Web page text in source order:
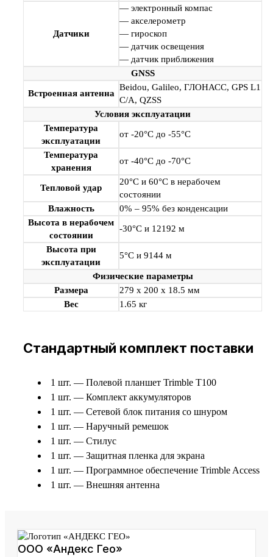
Датчики
— электронный компас
— акселерометр
— гироскоп
— датчик освещения
— датчик приближения
GNSS
Встроенная антенна
Beidou, Galileo, ГЛОНАСС, GPS L1
C/A, QZSS
Условия эксплуатации
Температура
эксплуатации
от -20°C до -55°C
Температура
хранения
от -40°C до -70°C
Тепловой удар
20°C и 60°C в нерабочем
состоянии
Влажность
0% – 95% без конденсации
Высота в нерабочем
состоянии
-30°C и 12192 м
Высота при
эксплуатации
5°C и 9144 м
Физические параметры
Размера
279 x 200 x 18.5 мм
Вес
1.65 кг
Стандартный комплект поставки
1 шт. — Полевой планшет Trimble T100
1 шт. — Комплект аккумуляторов
1 шт. — Сетевой блок питания со шнуром
1 шт. — Наручный ремешок
1 шт. — Стилус
1 шт. — Защитная пленка для экрана
1 шт. — Программное обеспечение Trimble Access
1 шт. — Внешняя антенна
ООО «Андекс Гео»